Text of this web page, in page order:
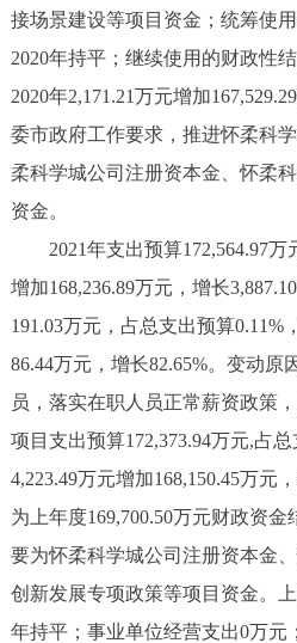
接场景建设等项目资金；统筹使
2020年持平；继续使用的财政性
2020年2,171.21万元增加
委市政府工作要求，推进怀柔科
柔科学城公司注册资本金、怀柔
资金。
2021年支出预算172,564.97万
增加168,236.89万元，增长
191.03万元，占总支出预算0.11%
86.44万元，增长82.65%。变动原
员，落实在职人员正常薪资政策
项目支出预算172,373.94万元,占
4,223.49万元增加168,150.45万元
为上年度169,700.50万元财政资
要为怀柔科学城公司注册资本金
创新发展专项政策等项目资金。
年持平；事业单位经营支出0万元